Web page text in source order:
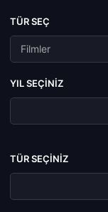
TÜR SEÇ
Filmler
YIL SEÇINIZ
TÜR SEÇINIZ